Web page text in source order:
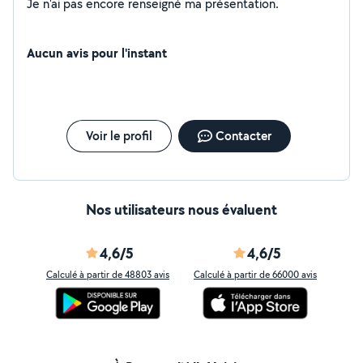
Je n'ai pas encore renseigné ma présentation.
Aucun avis pour l'instant
Voir le profil Contacter
Nos utilisateurs nous évaluent
4,6/5
Calculé à partir de 48803 avis
4,6/5
Calculé à partir de 66000 avis